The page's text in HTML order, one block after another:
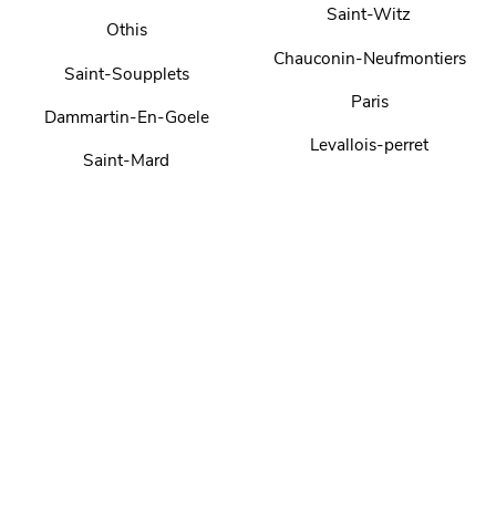
Othis
Saint-Soupplets
Dammartin-En-Goele
Saint-Mard
Saint-Witz
Chauconin-Neufmontiers
Paris
Levallois-perret